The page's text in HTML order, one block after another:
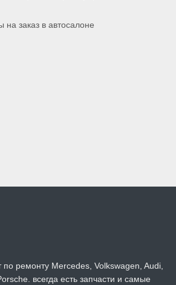
заказ в автосалоне
ремонту Mercedes, Volkswagen, Audi,
всегда есть запчасти и самые